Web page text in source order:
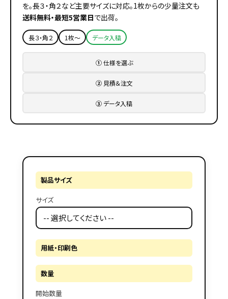
を。長３・角２など主要サイズに対応。1枚からの少量注文も
送料無料・最短5営業日で出荷。
長３・角２ 1枚〜 データ入稿
①仕様を選ぶ
②見積＆注文
③ データ入稿
製品サイズ
サイズ
用紙・印刷色
数量
開始数量